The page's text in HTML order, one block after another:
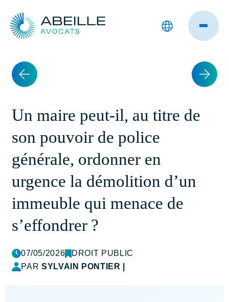
Un maire peut-il, au titre de
son pouvoir de police
générale, ordonner en
urgence la démolition d’un
immeuble qui menace de
s’effondrer ?
07/05/2026
DROIT PUBLIC
PARSYLVAIN PONTIER